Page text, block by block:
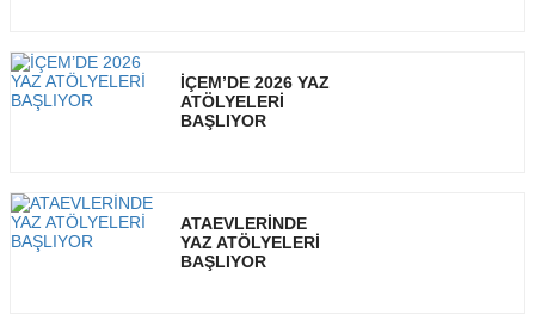
İÇEM’DE 2026 YAZ
ATÖLYELERİ
BAŞLIYOR
ATAEVLERİNDE
YAZ ATÖLYELERİ
BAŞLIYOR